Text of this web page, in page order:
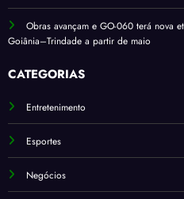
Obras avançam e GO-060 terá nova
Goiânia–Trindade a partir de maio
CATEGORIAS
Entretenimento
Esportes
Negócios